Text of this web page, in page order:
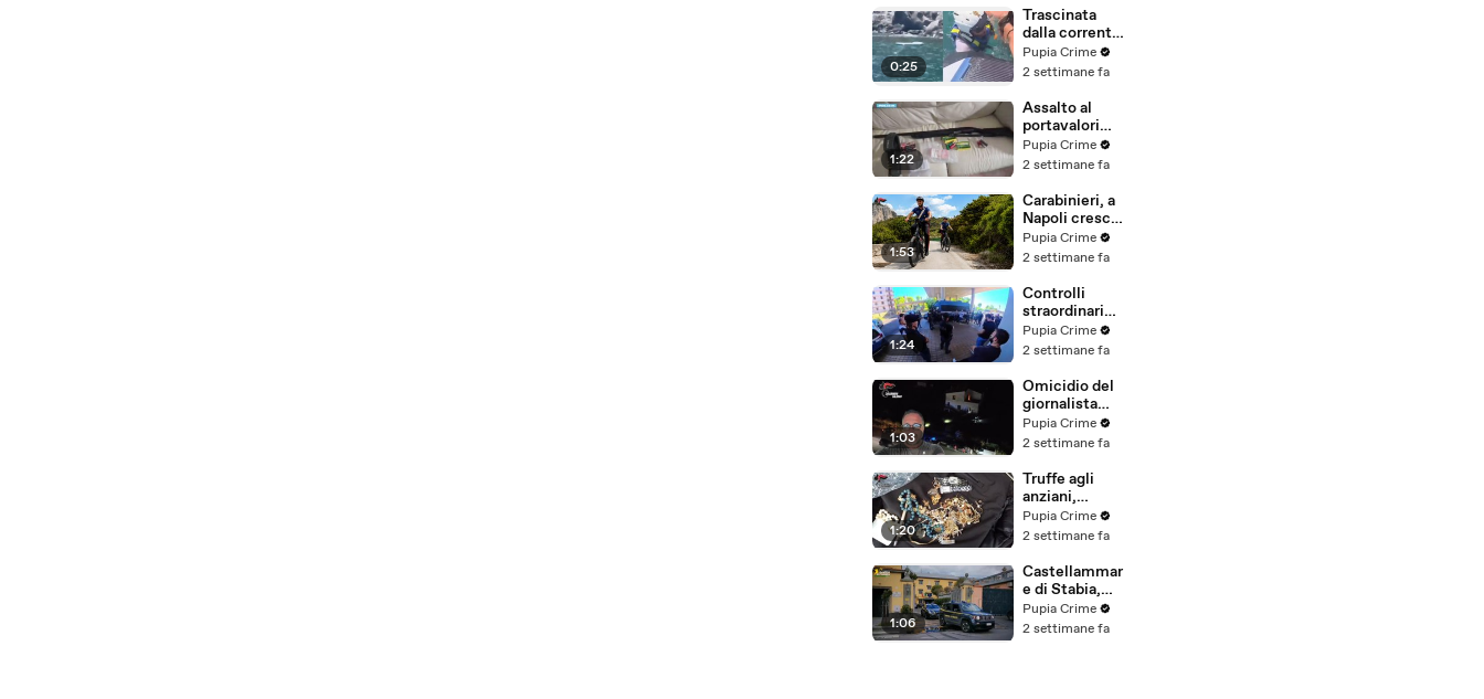
altre 9
province: 18
arresti
(27.07.26)
0:25
Trascinata
dalla corrente
per 3
chilometri su
materassino:
salvata dalla
Polizia
(25.07.26)
Pupia Crime
2 settimane fa
1:22
Assalto al
portavalori
con 30 chili
d'oro sventato
arresti
(25.07.26)
Pupia Crime
2 settimane fa
1:53
Carabinieri, a
Napoli cresce
la "flotta
green": nuove
elettriche e
mezzi
sostenibili
anche sulle
isole
(25.07.26)
Pupia Crime
2 settimane fa
1:24
Controlli
straordinari
della Polizia a
Milano e
arresti, 29
denunce e
oltre 7mila
persone
identificate
(25.07.26)
Pupia Crime
2 settimane fa
1:03
Omicidio del
giornalista
Luca
Esposito:
killer, è un
26enne
tunisino
(25.07.26)
Pupia Crime
2 settimane fa
1:20
Truffe agli
anziani,
arrestato il
telefonista
colpi anche ad
Aversa, oltre
300mila euro
il bottino
stimato
Pupia Crime
2 settimane fa
1:06
Castellammar
e di Stabia,
l'ombra del
clan
Pupia Crime
2 settimane fa